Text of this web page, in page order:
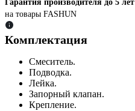
Гарантия производителя до 5 лет
на товары FASHUN
Комплектация
Смеситель.
Подводка.
Лейка.
Запорный клапан.
Крепление.